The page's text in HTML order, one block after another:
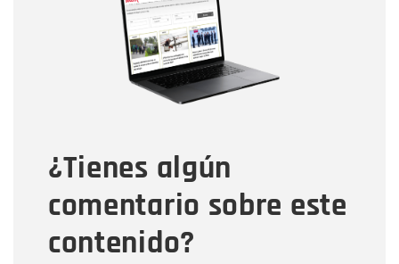
¿Tienes algún
comentario sobre este
contenido?
Correo electrónico
Tipo de comentario
Mensaje